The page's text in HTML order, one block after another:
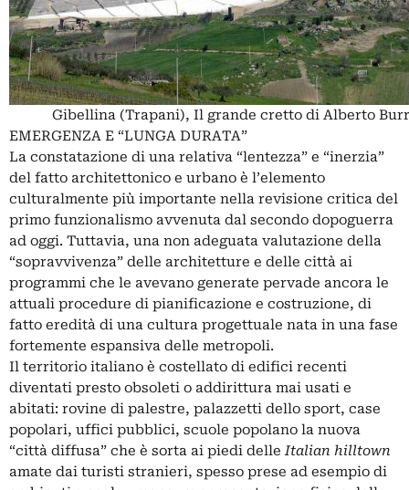
Gibellina (Trapani), Il grande cretto di Alberto
EMERGENZA E “LUNGA DURATA”
La constatazione di una relativa “lentezza” e “inerzia”
del fatto architettonico e urbano è l’elemento
culturalmente più importante nella revisione critica del
primo funzionalismo avvenuta dal secondo dopoguerra
ad oggi. Tuttavia, una non adeguata valutazione della
“sopravvivenza” delle architetture e delle città ai
programmi che le avevano generate pervade ancora le
attuali procedure di pianificazione e costruzione, di
fatto eredità di una cultura progettuale nata in una fase
fortemente espansiva delle metropoli.
Il territorio italiano è costellato di edifici recenti
diventati presto obsoleti o addirittura mai usati e
abitati: rovine di palestre, palazzetti dello sport, case
popolari, uffici pubblici, scuole popolano la nuova
“città diffusa” che è sorta ai piedi delleItalian hilltown
amate dai turisti stranieri, spesso prese ad esempio di